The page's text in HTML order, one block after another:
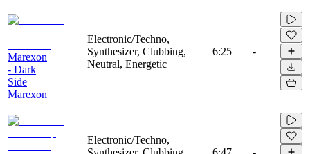
Marexon
- Dark
Side
Marexon
Electronic/Techno,
Synthesizer, Clubbing,
Neutral, Energetic
6:25 -
Electronic/Techno,